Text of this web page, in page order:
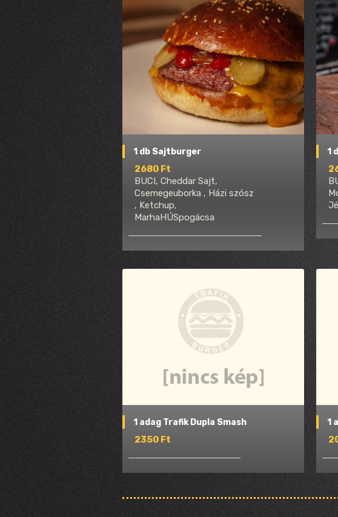
1 db Sajtburger
2680 Ft
BUCI, Cheddar Sajt,
Csemegeuborka , Házi szósz
, Ketchup,
MarhaHÚSpogácsa
1
1 adag Trafik Dupla Smash
2350 Ft
1